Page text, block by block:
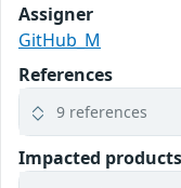
Assigner
GitHub_M
References
9 references
Impacted products